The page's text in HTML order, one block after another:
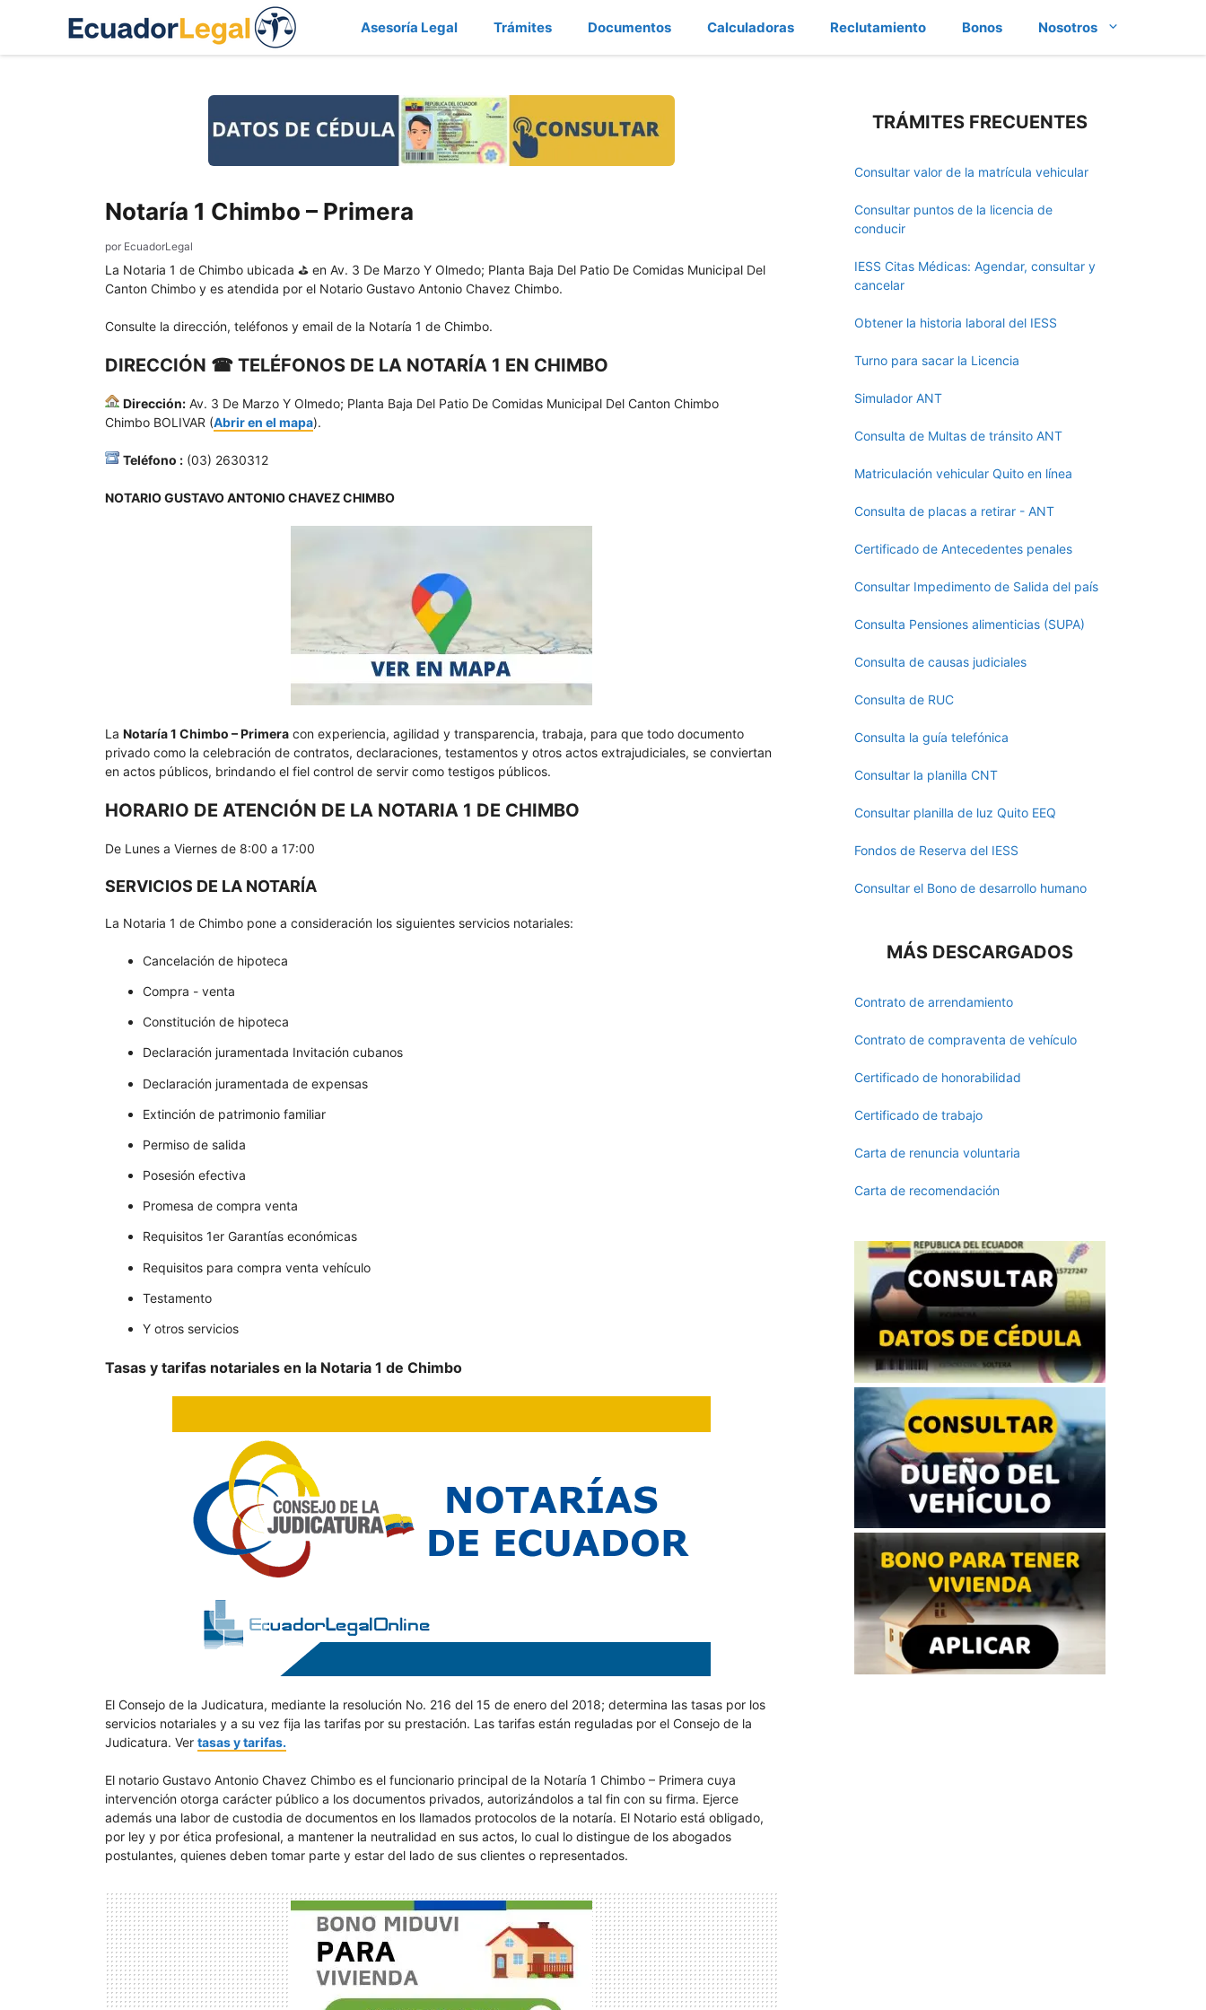
Asesoría Legal Trámites Documentos Calculadoras Reclutamiento Bonos Nosotros
Notaría 1 Chimbo – Primera
por EcuadorLegal
La Notaria 1 de Chimbo ubicada ⛳ en Av. 3 De Marzo Y Olmedo; Planta Baja Del Patio De Comidas Municipal Del
Canton Chimbo y es atendida por el Notario Gustavo Antonio Chavez Chimbo.
Consulte la dirección, teléfonos y email de la Notaría 1 de Chimbo.
DIRECCIÓN ☎ TELÉFONOS DE LA NOTARÍA 1 EN CHIMBO
Dirección: Av. 3 De Marzo Y Olmedo; Planta Baja Del Patio De Comidas Municipal Del Canton Chimbo
Chimbo BOLIVAR (Abrir en el mapa).
Teléfono : (03) 2630312
NOTARIO GUSTAVO ANTONIO CHAVEZ CHIMBO
La Notaría 1 Chimbo – Primera con experiencia, agilidad y transparencia, trabaja, para que todo documento
privado como la celebración de contratos, declaraciones, testamentos y otros actos extrajudiciales, se conviertan
en actos públicos, brindando el fiel control de servir como testigos públicos.
HORARIO DE ATENCIÓN DE LA NOTARIA 1 DE CHIMBO
De Lunes a Viernes de 8:00 a 17:00
SERVICIOS DE LA NOTARÍA
La Notaria 1 de Chimbo pone a consideración los siguientes servicios notariales:
Cancelación de hipoteca
Compra - venta
Constitución de hipoteca
Declaración juramentada Invitación cubanos
Declaración juramentada de expensas
Extinción de patrimonio familiar
Permiso de salida
Posesión efectiva
Promesa de compra venta
Requisitos 1er Garantías económicas
Requisitos para compra venta vehículo
Testamento
Y otros servicios
Tasas y tarifas notariales en la Notaria 1 de Chimbo
El Consejo de la Judicatura, mediante la resolución No. 216 del 15 de enero del 2018; determina las tasas por los
servicios notariales y a su vez fija las tarifas por su prestación. Las tarifas están reguladas por el Consejo de la
Judicatura. Ver tasas y tarifas.
El notario Gustavo Antonio Chavez Chimbo es el funcionario principal de la Notaría 1 Chimbo – Primera cuya
intervención otorga carácter público a los documentos privados, autorizándolos a tal fin con su firma. Ejerce
además una labor de custodia de documentos en los llamados protocolos de la notaría. El Notario está obligado,
por ley y por ética profesional, a mantener la neutralidad en sus actos, lo cual lo distingue de los abogados
postulantes, quienes deben tomar parte y estar del lado de sus clientes o representados.
TRÁMITES FRECUENTES
Consultar valor de la matrícula vehicular
Consultar puntos de la licencia de
conducir
IESS Citas Médicas: Agendar, consultar y
cancelar
Obtener la historia laboral del IESS
Turno para sacar la Licencia
Simulador ANT
Consulta de Multas de tránsito ANT
Matriculación vehicular Quito en línea
Consulta de placas a retirar - ANT
Certificado de Antecedentes penales
Consultar Impedimento de Salida del país
Consulta Pensiones alimenticias (SUPA)
Consulta de causas judiciales
Consulta de RUC
Consulta la guía telefónica
Consultar la planilla CNT
Consultar planilla de luz Quito EEQ
Fondos de Reserva del IESS
Consultar el Bono de desarrollo humano
MÁS DESCARGADOS
Contrato de arrendamiento
Contrato de compraventa de vehículo
Certificado de honorabilidad
Certificado de trabajo
Carta de renuncia voluntaria
Carta de recomendación